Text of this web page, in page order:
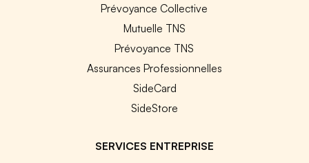
Prévoyance Collective
Mutuelle TNS
Prévoyance TNS
Assurances Professionnelles
SideCard
SideStore
SERVICES ENTREPRISE